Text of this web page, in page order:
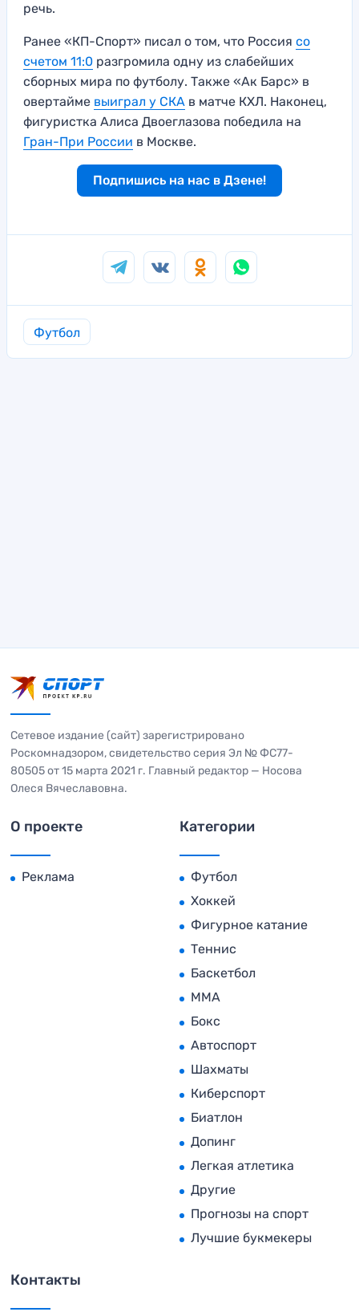
речь.
Ранее «КП-Спорт» писал о том, что Россия со
счетом 11:0 разгромила одну из слабейших
сборных мира по футболу. Также «Ак Барс» в
овертайме выиграл у СКА в матче КХЛ. Наконец,
фигуристка Алиса Двоеглазова победила на
Гран-При России в Москве.
Подпишись на нас в Дзене!
Футбол
Сетевое издание (сайт) зарегистрировано
Роскомнадзором, свидетельство серия Эл № ФС77-
80505 от 15 марта 2021 г. Главный редактор — Носова
Олеся Вячеславовна.
О проекте
Реклама
Категории
Футбол
Хоккей
Фигурное катание
Теннис
Баскетбол
MMA
Бокс
Автоспорт
Шахматы
Киберспорт
Биатлон
Допинг
Легкая атлетика
Другие
Прогнозы на спорт
Лучшие букмекеры
Контакты